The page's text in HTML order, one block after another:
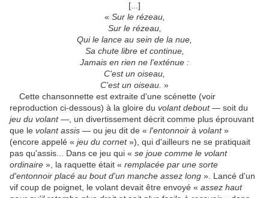
[...]
« Sur le rézeau,
Sur le rézeau,
Qui le lance au sein de la nue,
Sa chute libre et continue,
Jamais en rien ne l'exténue :
C'est un oiseau,
C'est un oiseau. »
Cette chansonnette est extraite d'une scénette (voir
reproduction ci-dessous) à la gloire du volant debout— soit du
jeu du volant—, un divertissement décrit comme plus éprouvant
que le volant assis — ou jeu dit de « l'entonnoir à volant»
(encore appelé « jeu du cornet»), qui d'ailleurs ne se pratiquait
pas qu'assis... Dans ce jeu qui « se joue comme le volant
ordinaire », la raquette était « remplacée par une sorte
d'entonnoir placé au bout d'un manche assez long ». Lancé d'un
vif coup de poignet, le volant devait être envoyé « assez haut